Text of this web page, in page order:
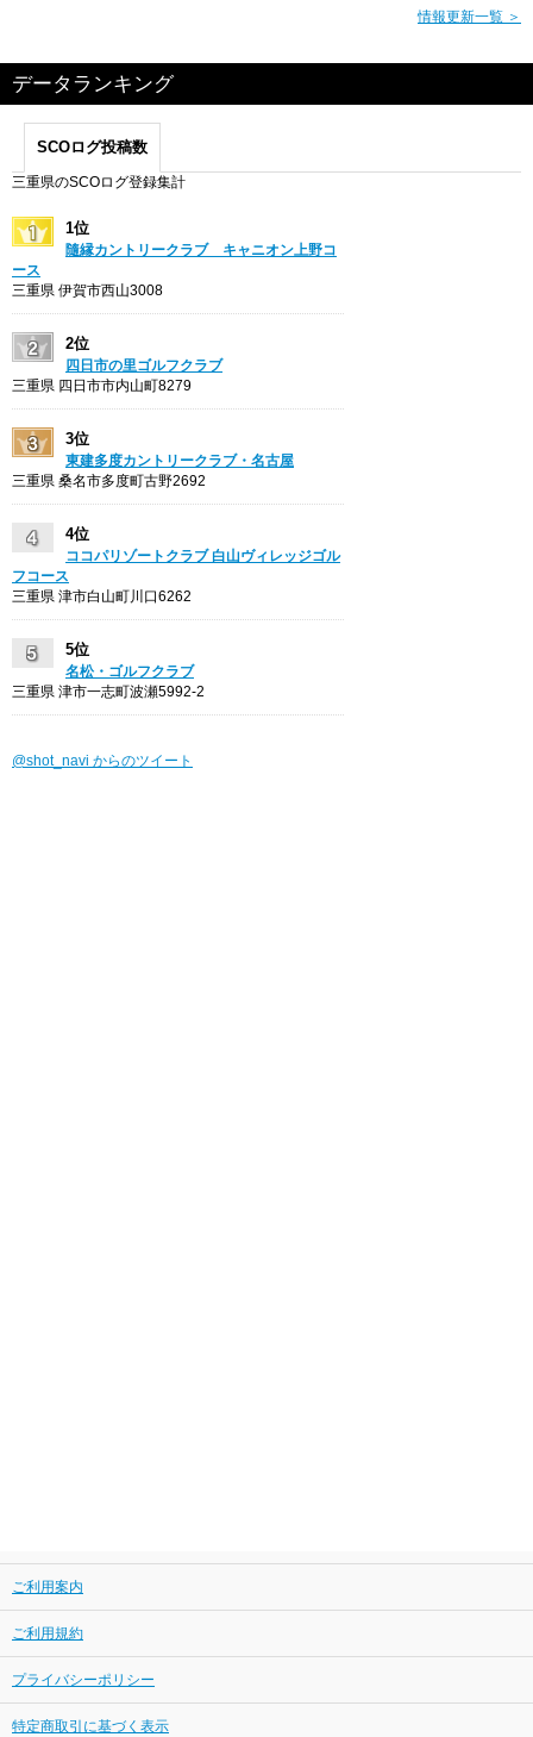
情報更新一覧 ＞
データランキング
SCOログ投稿数
三重県のSCOログ登録集計
1位
隨縁カントリークラブ キャニオン上野コ
ース
三重県 伊賀市西山3008
2位
四日市の里ゴルフクラブ
三重県 四日市市内山町8279
3位
東建多度カントリークラブ・名古屋
三重県 桑名市多度町古野2692
4位
ココパリゾートクラブ 白山ヴィレッジゴル
フコース
三重県 津市白山町川口6262
5位
名松・ゴルフクラブ
三重県 津市一志町波瀬5992-2
@shot_navi からのツイート
ご利用案内
ご利用規約
プライバシーポリシー
特定商取引に基づく表示